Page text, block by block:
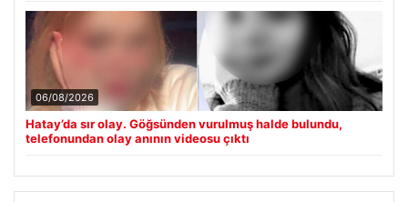
06/08/2026
Hatay’da sır olay. Göğsünden vurulmuş halde bulundu,
telefonundan olay anının videosu çıktı